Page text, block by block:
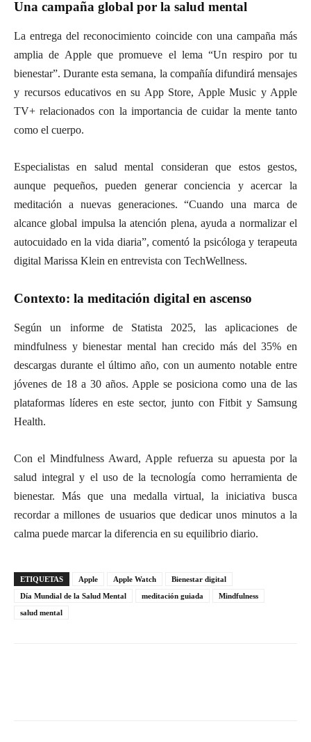
Una campaña global por la salud mental
La entrega del reconocimiento coincide con una campaña más
amplia de Apple que promueve el lema “Un respiro por tu
bienestar”. Durante esta semana, la compañía difundirá mensajes
y recursos educativos en su App Store, Apple Music y Apple
TV+ relacionados con la importancia de cuidar la mente tanto
como el cuerpo.
Especialistas en salud mental consideran que estos gestos,
aunque pequeños, pueden generar conciencia y acercar la
meditación a nuevas generaciones. “Cuando una marca de
alcance global impulsa la atención plena, ayuda a normalizar el
autocuidado en la vida diaria”, comentó la psicóloga y terapeuta
digital Marissa Klein en entrevista con TechWellness.
Contexto: la meditación digital en ascenso
Según un informe de Statista 2025, las aplicaciones de
mindfulness y bienestar mental han crecido más del 35% en
descargas durante el último año, con un aumento notable entre
jóvenes de 18 a 30 años. Apple se posiciona como una de las
plataformas líderes en este sector, junto con Fitbit y Samsung
Health.
Con el Mindfulness Award, Apple refuerza su apuesta por la
salud integral y el uso de la tecnología como herramienta de
bienestar. Más que una medalla virtual, la iniciativa busca
recordar a millones de usuarios que dedicar unos minutos a la
calma puede marcar la diferencia en su equilibrio diario.
ETIQUETAS Apple Apple Watch
Bienestar digital
Día Mundial de la Salud Mental
meditación guiada
Mindfulness
salud mental